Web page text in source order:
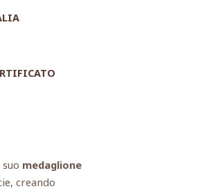
medaglione
creando